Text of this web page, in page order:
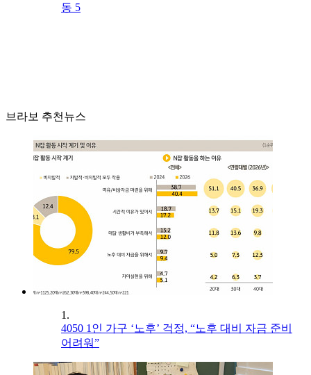
동 5
브라보 추천뉴스
1.
4050 1인 가구 ‘노후’ 걱정, “노후 대비 자금 준비
어려워”